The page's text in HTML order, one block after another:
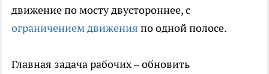
движение по мосту двустороннее, с
ограничением движения по одной полосе.
Главная задача рабочих – обновить